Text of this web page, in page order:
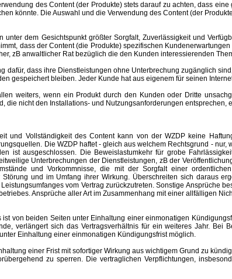
des Content (der Produkte) stets darauf zu achten, dass
könnte. Die Auswahl und die Verwendung des Content (der
dem Gesichtspunkt größter Sorgfalt, Zuverlässigkeit und
dass der Content (die Produkte) spezifischen
zB anwaltlicher Rat bezüglich die den Kunden interessierenden
dass ihre Dienstleistungen ohne Unterbrechung zugänglich
gespeichert bleiben. Jeder Kunde hat aus eigenem für seinen
wenn ein Produkt durch den Kunden oder Dritte
die nicht den Installations- und Nutzungsanforderungen
und Vollständigkeit des Content kann von der WZDP keine
Die WZDP haftet - gleich aus welchem Rechtsgrund -
ist ausgeschlossen. Die Beweislastumkehr für grobe
Unterbrechungen der Dienstleistungen, zB der
und Vorkommnisse, die mit der Sorgfalt einer
und im Umfang ihrer Wirkung. Überschreiten sich daraus
vom Vertrag zurückzutreten. Sonstige Ansprüche
Ansprüche aller Art im Zusammenhang mit einer allfälligen
beiden Seiten unter Einhaltung einer einmonatigen
verlängert sich das Vertragsverhältnis für ein weiteres Jahr. Bei
Einhaltung einer einmonatigen Kündigungsfrist möglich.
einer Frist mit sofortiger Wirkung aus wichtigem Grund zu
zu sperren. Die vertraglichen Verpflichtungen,